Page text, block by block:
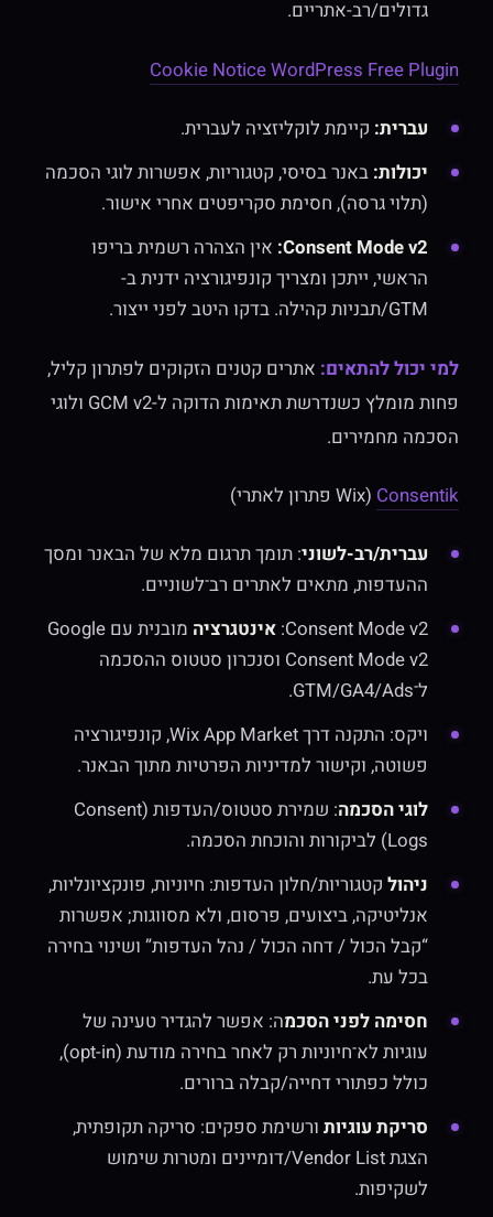
גדולים/רב-אתריים.
Cookie Notice WordPress Free Plugin
עברית:קיימת לוקליזציה לעברית.
יכולות:באנר בסיסי, קטגוריות, אפשרות לוגי הסכמה
(תלוי גרסה), חסימת סקריפטים אחרי אישור.
Consent Mode v2: אין הצהרה רשמית בריפו
הראשי, ייתכן ומצריך קונפיגורציה ידנית ב-
GTM/תבניות קהילה. בדקו היטב לפני ייצור.
למי יכול להתאים:אתרים קטנים הזקוקים לפתרון קליל,
פחות מומלץ כשנדרשת תאימות הדוקה ל-GCM v2 ולוגי
הסכמה מחמירים.
Consentik(Wix פתרון לאתרי)
עברית/רב-לשוני: תומך תרגום מלא של הבאנר ומסך
ההעדפות, מתאים לאתרים רב־לשוניים.
Consent Mode v2: אינטגרציה
מובנית עם Google
Consent Mode v2 וסנכרון סטטוס ההסכמה
ל־GTM/GA4/Ads.
ויקס: התקנה דרך Wix App Market, קונפיגורציה
פשוטה, וקישור למדיניות הפרטיות מתוך הבאנר.
לוגי הסכמה
: שמירת סטטוס/העדפות (Consent
Logs) לביקורות והוכחת הסכמה.
ניהולקטגוריות/חלון העדפות: חיוניות, פונקציונליות,
אנליטיקה, ביצועים, פרסום, ולא מסווגות; אפשרות
“קבל הכול / דחה הכול / נהל העדפות” ושינוי בחירה
בכל עת.
חסימה לפני הסכמה: אפשר להגדיר טעינה של
עוגיות לא־חיוניות רק לאחר בחירה מודעת (opt-in),
כולל כפתורי דחייה/קבלה ברורים.
סריקת עוגיותורשימת ספקים: סריקה תקופתית,
הצגת Vendor List/דומיינים ומטרות שימוש
לשקיפות.